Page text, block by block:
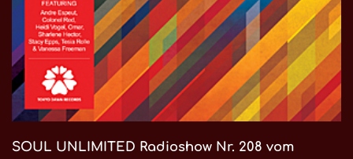
SOUL UNLIMITED Radioshow Nr. 208 vom